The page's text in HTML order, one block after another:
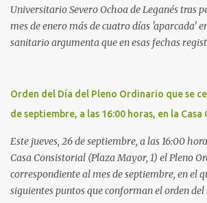
Universitario Severo Ochoa de Leganés tras
mes de enero más de cuatro días 'aparcada'
sanitario argumenta que en esas fechas
arritmia y agravamiento de su dolencia por
Por ello, la ingresaron a finales del año
cama, en el pasillo, sin mantas y sin poder
ha denunciado el caso y que grabó un vídeo
extrema, aseguró que los pasillos estaban
que faltaban médicos por las vacaciones de
Orden del Día del Pleno Ordinario que se
de septiembre, a las 16:00 horas, en la
Este jueves, 26 de septiembre, a las 16:00
Casa Consistorial (Plaza Mayor, 1) el Pleno
correspondiente al mes de septiembre, en el
siguientes puntos que conforman el orden del